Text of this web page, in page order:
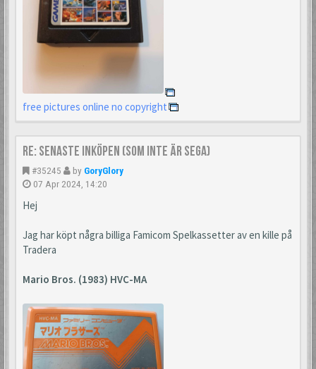
free pictures online no copyright
Re: Senaste inköpen (som inte är Sega)
#35245 by GoryGlory
07 Apr 2024, 14:20
Hej
Jag har köpt några billiga Famicom Spelkassetter av en kille på
Tradera
Mario Bros. (1983) HVC-MA